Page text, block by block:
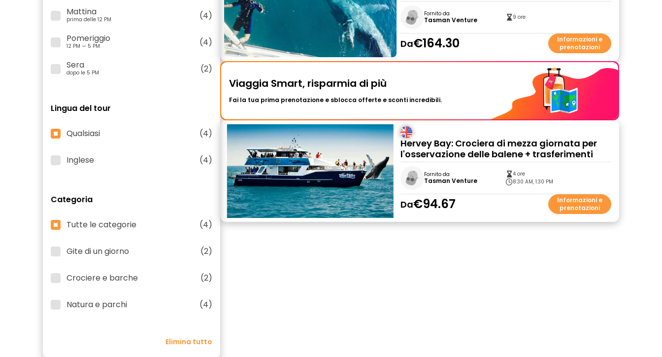
Mattina
prima delle 12 PM
(4)
Pomeriggio
12 PM — 5 PM
(4)
Sera
dopo le 5 PM (2)
Lingua del tour
Qualsiasi (4)
Inglese (4)
Categoria
Tutte le categorie (4)
Gite di un giorno (2)
Crociere e barche (2)
Natura e parchi (4)
Elimina tutto
Fornito da
Tasman Venture 9 ore
Da€164.30
Informazioni e
prenotazioni
Viaggia Smart, risparmia di più
Fai la tua prima prenotazione e sblocca offerte e sconti incredibili.
Hervey Bay: Crociera di mezza giornata per
l'osservazione delle balene + trasferimenti
Fornito da
Tasman Venture
4 ore
8:30 AM, 1:30 PM
Da€94.67
Informazioni e
prenotazioni